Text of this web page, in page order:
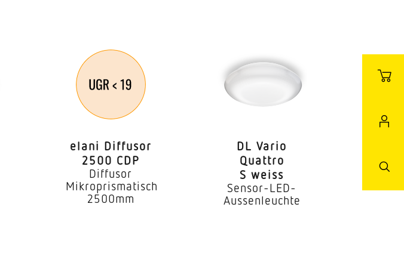
elani Diffusor
2500 CDP
Diffusor
Mikroprismatisch
2500mm
DL Vario
Quattro
S weiss
Sensor-LED-
Aussenleuchte